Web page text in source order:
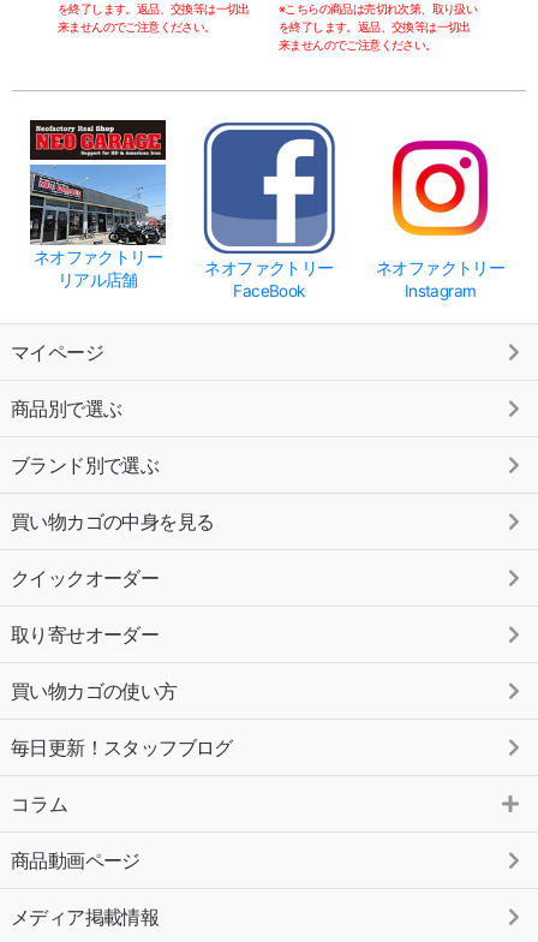
を終了します。返品、交換等は一切出
来ませんのでご注意ください。
※こちらの商品は売切れ次第、取り扱い
を終了します。返品、交換等は一切出
来ませんのでご注意ください。
ネオファクトリー
リアル店舗
ネオファクトリー
FaceBook
ネオファクトリー
Instagram
マイページ
商品別で選ぶ
ブランド別で選ぶ
買い物カゴの中身を見る
クイックオーダー
取り寄せオーダー
買い物カゴの使い方
毎日更新！スタッフブログ
コラム
商品動画ページ
メディア掲載情報